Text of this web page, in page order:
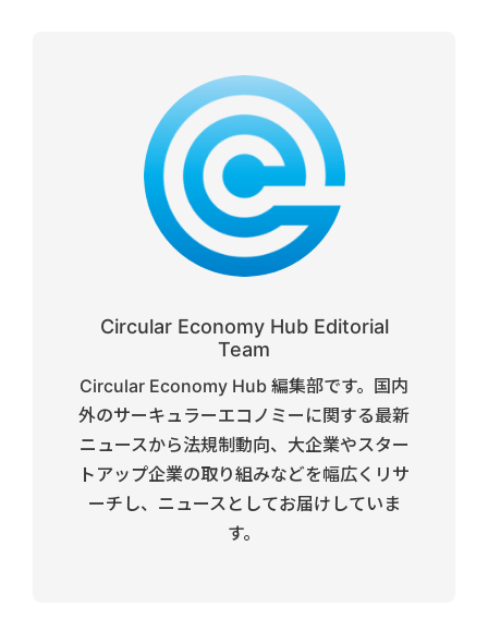
Circular Economy Hub Editorial
Team
Circular Economy Hub 編集部です。国内
外のサーキュラーエコノミーに関する最新
ニュースから法規制動向、大企業やスター
トアップ企業の取り組みなどを幅広くリサ
ーチし、ニュースとしてお届けしていま
す。